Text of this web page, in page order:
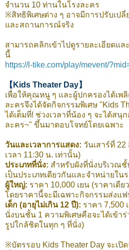
จำนวน 10 ท่านในโรงละคร
※สิทธิพิเศษต่าง ๆ อาจมีการปรับเป
และสถานการณ์จริง
สามารถคลิกเข้าไปดูรายละเอียดแ
นี้
https://l-tike.com/play/mevent/
【Kids Theater Day】
เพื่อให้คุณหนู ๆ และผู้ปกครองได้เพ
ละครจึงได้จัดกิจกรรมพิเศษ "Kids
ได้เต็มที่! ช่วงเวลาที่น้อง ๆ จะได้สนุ
ละคร~" ขึ้นมาตอบโจทย์โดยเฉพาะ
วันและเวลาการแสดง: วันเสาร์ที่
เวลา 11:30 น. เท่านั้น)
ประเภทที่นั่ง: สำหรับผังที่นั่งบริเวณ
เป็นประเภทเดียวกันและจำหน่ายใน
ผู้ใหญ่: ราคา 10,000 เยน (ราคาเดี
โดยราคานี้จะมีเฉพาะกิจกรรมส่งแ
เด็ก (อายุไม่เกิน 12 ปี): ราคา 7,500
นั่งบนชั้น 1 ความพิเศษคือจะได้เข้า
รูปใกล้ชิดในทุก ๆ ที่นั่ง)
※บัตรรอบ Kids Theater Day จะเปิ